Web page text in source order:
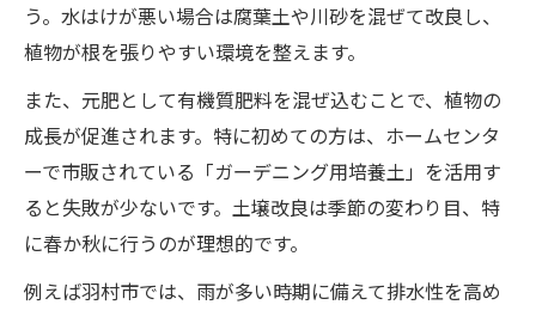
う。水はけが悪い場合は腐葉土や川砂を混ぜて改良し、
植物が根を張りやすい環境を整えます。
また、元肥として有機質肥料を混ぜ込むことで、植物の
成長が促進されます。特に初めての方は、ホームセンタ
ーで市販されている「ガーデニング用培養土」を活用す
ると失敗が少ないです。土壌改良は季節の変わり目、特
に春か秋に行うのが理想的です。
例えば羽村市では、雨が多い時期に備えて排水性を高め